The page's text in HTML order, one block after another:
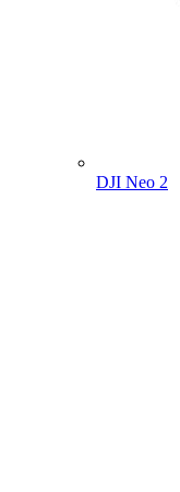
DJI Neo 2